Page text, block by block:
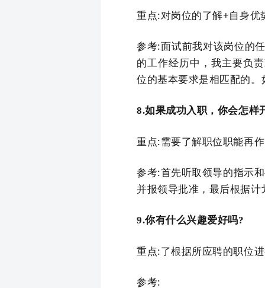
重点:对岗位的了解+自身
参考:面试前我对该岗位的
的工作经历中，我主要负
位的基本要求是相匹配的
8.如果成功入职，你会怎样
重点:需要了解职位职能再
参考:首先听取领导的指示
并报领导批准，最后根据
9.你有什么兴趣爱好吗?
重点:了根据所应聘的职位
参考: